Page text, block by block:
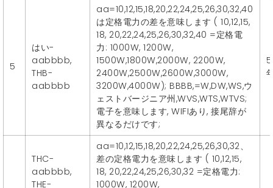
5
はい-
aabbbb,
THB-
aabbbb
aa=10,12,15,18,20,22,24,25,26,30,32,40
は定格電力の差を意味します ( 10,12,15,
18, 20,22,24,25,26,30,32,40 =定格電
力: 1000W, 1200W,
1500W,1800W,2000W, 2200W,
2400W,2500W,2600W,3000W,
3200W,4000W); BBBB,=W,DW,WS,ウ
ェストバージニア州,WVS,WTS,WTVS;
電子を意味します, WIFIあり, 接尾辞が
異なるだけです;
5
THC-
aabbbb,
THE-
aa=10,12,15,18,20,22,24,25,26,30,32、
差の定格電力を意味します ( 10,12,15,
18, 20,22,24,25,26,30,32 =定格電力:
1000W, 1200W,